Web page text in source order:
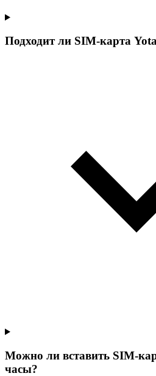
Подходит ли SIM-карта
Можно ли вставить SIM-
часы?